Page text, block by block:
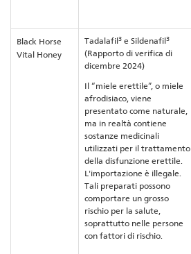
Black Horse
Vital Honey
Tadalafil3 e Sildenafil3
(Rapporto di verifica di
dicembre 2024)
Il “miele erettile”, o miele
afrodisiaco, viene
presentato come naturale,
ma in realtà contiene
sostanze medicinali
utilizzati per il trattamento
della disfunzione erettile.
L'importazione è illegale.
Tali preparati possono
comportare un grosso
rischio per la salute,
soprattutto nelle persone
con fattori di rischio.